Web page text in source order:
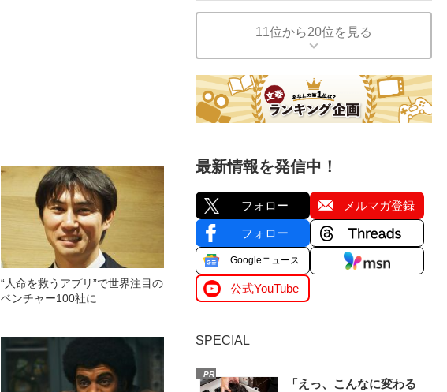
“人命を救うアプリ”で世界注目の
ベンチャー100社に
11位から20位を見る
最新情報を発信中！
フォロー メルマガ登録
フォロー
Googleニュース
公式YouTube
SPECIAL
PR
「えっ、こんなに変わる